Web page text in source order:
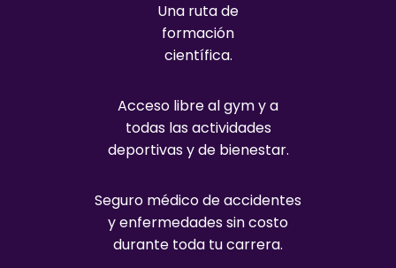
Una ruta de
formación
científica.
Acceso libre al gym y a
todas las actividades
deportivas y de bienestar.
Seguro médico de accidentes
y enfermedades sin costo
durante toda tu carrera.